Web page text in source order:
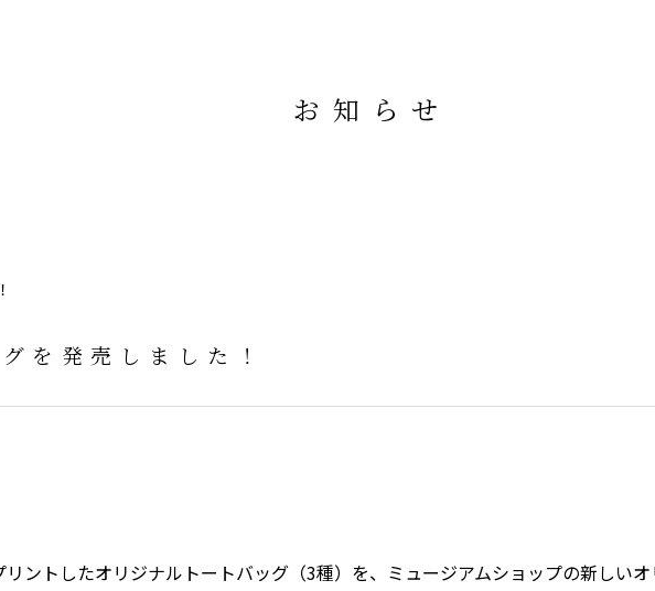
お知らせ
を発売しました！
ントしたオリジナルトートバッグ（3種）を、ミュージアムショップの新しいオ